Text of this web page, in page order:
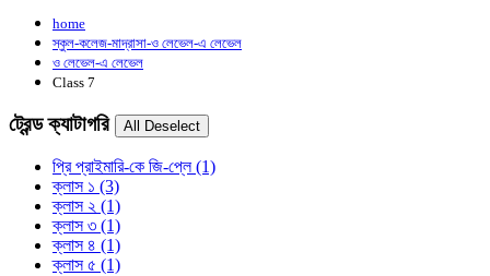
home
স্কুল-কলেজ-মাদ্রাসা-ও লেভেল-এ লেভেল
ও লেভেল-এ লেভেল
Class 7
ট্রেন্ড ক্যাটাগরি
প্রি প্রাইমারি-কে জি-প্লে(1)
ক্লাস ১ (3)
ক্লাস ২ (1)
ক্লাস ৩ (1)
ক্লাস ৪ (1)
ক্লাস ৫ (1)